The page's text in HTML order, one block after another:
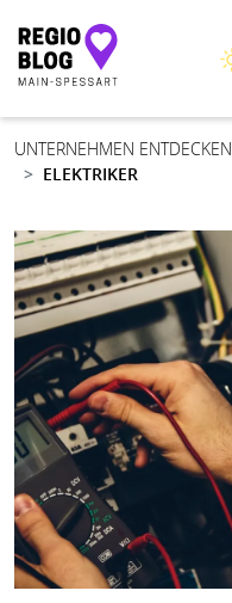
Hauptnavigation
UNTERNEHMEN ENTDECKEN
ELEKTRIKER